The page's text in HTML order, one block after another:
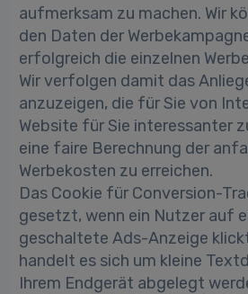
aufmerksam zu machen. Wir
den Daten der
erfolgreich die einzelnen
Wir verfolgen damit das
anzuzeigen, die für Sie von
Website für Sie interessanter
eine faire Berechnung der
Werbekosten zu erreichen.
Das Cookie für Conversion-
gesetzt, wenn ein Nutzer auf
geschaltete Ads-Anzeige
handelt es sich um kleine
Ihrem Endgerät abgelegt